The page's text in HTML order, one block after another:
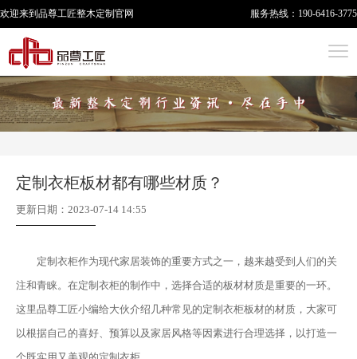
欢迎来到品尊工匠整木定制 官网 服务热线： 190-6416-3775
定制衣柜板材都有哪些材质？
更新日期：2023-07-14 14:55
定制衣柜作为现代家居装饰的重要方式之一，越来越受到人们的关
注和青睐。在定制衣柜的制作中，选择合适的板材材质是重要的一环。
这里品尊工匠小编给大伙介绍几种常见的定制衣柜板材的材质，大家可
以根据自己的喜好、预算以及家居风格等因素进行合理选择，以打造一